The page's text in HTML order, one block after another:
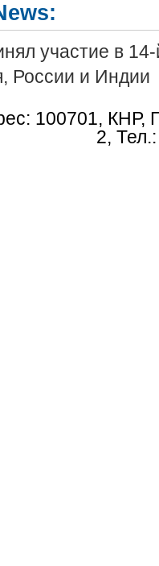
участие в
России и Индии
100701, КНР,
2,